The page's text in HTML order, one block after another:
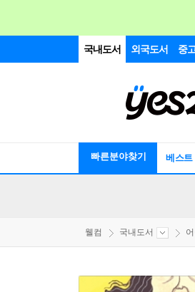
국내도서 외국도서 중
빠른분야찾기 베스트
웰컴 국내도서